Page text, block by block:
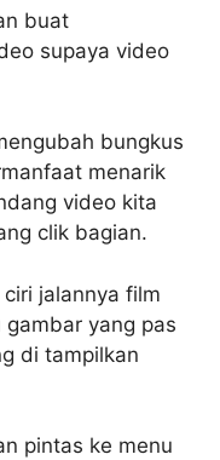
buat
supaya video
bungkus
menarik
video kita
clik bagian.
jalannya film
yang pas
di tampilkan
pintas ke menu